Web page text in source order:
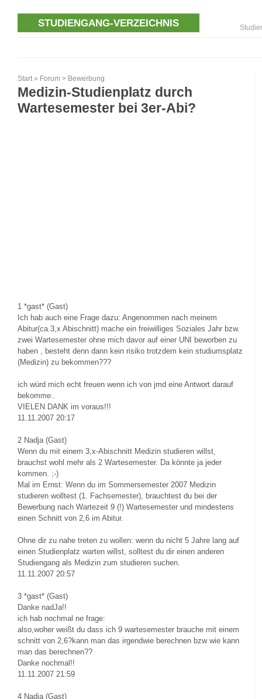
STUDIENGANG-VERZEICHNIS
Start » Forum > Bewerbung
Medizin-Studienplatz durch
Wartesemester bei 3er-Abi?
1 *gast* (Gast)
Ich hab auch eine Frage dazu: Angenommen nach meinem
Abitur(ca.3,x Abischnitt) mache ein freiwilliges Soziales Jahr bzw.
zwei Wartesemester ohne mich davor auf einer UNI beworben zu
haben , besteht denn dann kein risiko trotzdem kein studiumsplatz
(Medizin) zu bekommen???
ich würd mich echt freuen wenn ich von jmd eine Antwort darauf
bekomme..
VIELEN DANK im voraus!!!
11.11.2007 20:17
2 Nadja (Gast)
Wenn du mit einem 3,x-Abischnitt Medizin studieren willst,
brauchst wohl mehr als 2 Wartesemester. Da könnte ja jeder
kommen. ;-)
Mal im Ernst: Wenn du im Sommersemester 2007 Medizin
studieren wolltest (1. Fachsemester), brauchtest du bei der
Bewerbung nach Wartezeit 9 (!) Wartesemester und mindestens
einen Schnitt von 2,6 im Abitur.
Ohne dir zu nahe treten zu wollen: wenn du nicht 5 Jahre lang auf
einen Studienplatz warten willst, solltest du dir einen anderen
Studiengang als Medizin zum studieren suchen.
11.11.2007 20:57
3 *gast* (Gast)
Danke nadJa!!
ich hab nochmal ne frage:
also,woher weißt du dass ich 9 wartesemester brauche mit einem
schnitt von 2,6?kann man das irgendwie berechnen bzw wie kann
man das berechnen??
Danke nochmal!!
11.11.2007 21:59
4 Nadja (Gast)